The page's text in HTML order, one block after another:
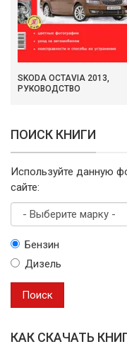
SKODA OCTAVIA 2013,
РУКОВОДСТВО
ПОИСК КНИГИ
Используйте данную
сайте:
маркуБензин
Дизель
Поиск
КАК СКАЧАТЬ